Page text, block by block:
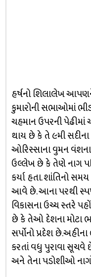
હર્ષનો શિલાલેખ
કુમારોની સભાઓમાં
ચહમાન ઉપરની પેઢીમાં
થાય છે કે તે ૯મી
ઓરિસ્સાના વુમન
ઉલ્લેખ છે કે તેણે નાગ
કર્યા હતા. શાંતિનો
આવે છે. આના પરથી
વિકાસના ઉચ્ચ સ્તરે
છે કે તેઓ દેશના મોટા
સર્પોનો પ્રદેશ
કરતાં વધુ પુરાવા
અને તેના પડોશીઓ